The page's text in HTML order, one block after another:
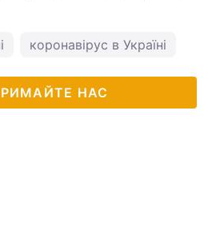
коронавірус в Україні
НАС